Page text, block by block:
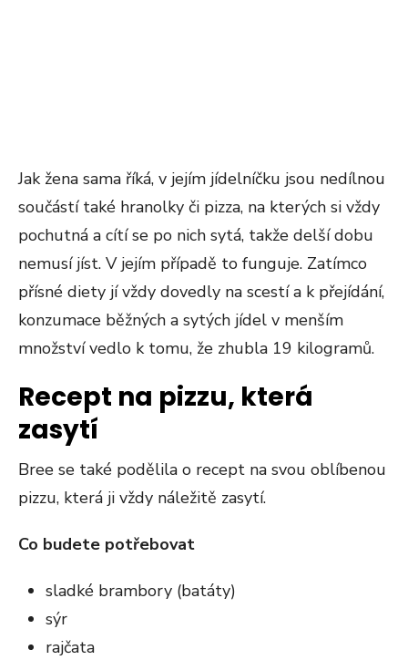
Jak žena sama říká, v jejím jídelníčku jsou nedílnou
součástí také hranolky či pizza, na kterých si vždy
pochutná a cítí se po nich sytá, takže delší dobu
nemusí jíst. V jejím případě to funguje. Zatímco
přísné diety jí vždy dovedly na scestí a k přejídání,
konzumace běžných a sytých jídel v menším
množství vedlo k tomu, že zhubla 19 kilogramů.
Recept na pizzu, která
zasytí
Bree se také podělila o recept na svou oblíbenou
pizzu, která ji vždy náležitě zasytí.
Co budete potřebovat
sladké brambory (batáty)
sýr
rajčata